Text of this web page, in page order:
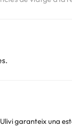
garanteix una